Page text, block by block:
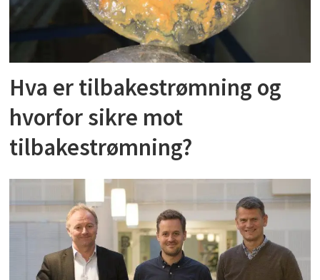
Hva er tilbakestrømning og
hvorfor sikre mot
tilbakestrømning?